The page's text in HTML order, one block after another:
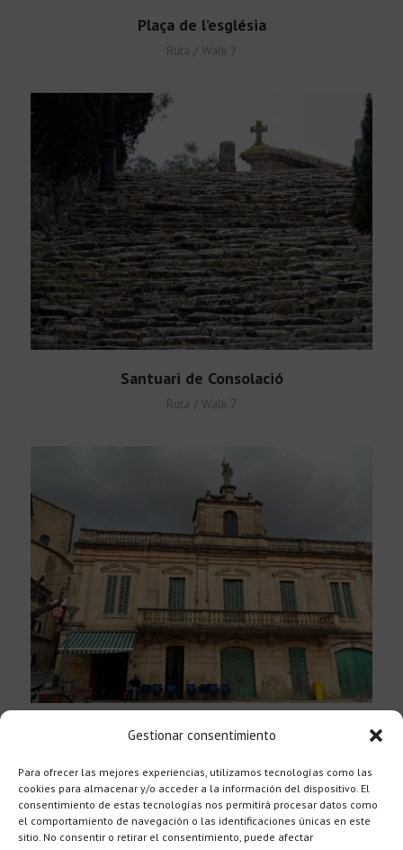
Gestionar consentimiento
Para ofrecer las mejores experiencias, utilizamos tecnologías como las
cookies para almacenar y/o acceder a la información del dispositivo. El
consentimiento de estas tecnologías nos permitirá procesar datos como
el comportamiento de navegación o las identificaciones únicas en este
sitio. No consentir o retirar el consentimiento, puede afectar
Plaça de l’església
Ruta / Walk 7
Santuari de Consolació
Ruta / Walk 7
Plaça del Centro